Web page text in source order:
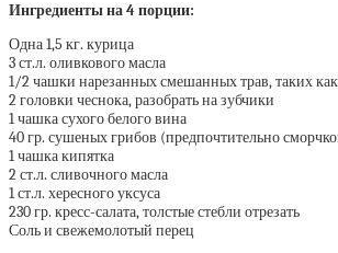
Ингредиенты на 4 порции:
Одна 1,5 кг. курица
3 ст.л. оливкового масла
1/2 чашки нарезанных смешанных трав, таких
2 головки чеснока, разобрать на зубчики
1 чашка сухого белого вина
40 гр. сушеных грибов (предпочтительно
1 чашка кипятка
2 ст.л. сливочного масла
1 ст.л. хересного уксуса
230 гр. кресс-салата, толстые стебли отрезать
Соль и свежемолотый перец